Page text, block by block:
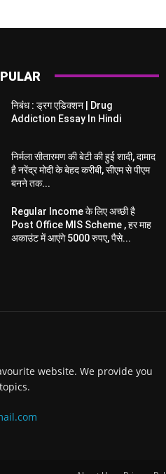
निबंध : ड्रग एडिक्शन | Drug
Addiction Essay In Hindi
निर्मला सीतारमण की बेटी की हुई शादी, दामाद
है नरेंद्र मोदी के बेहद करीबी, सीएम से पीएम
बनने तक...
Regular Income के लिए अच्छी है
Post Office MIS Scheme , हर माह
अकाउंट में आएंगे 5000 रुपए, पैसे...
website. We provide you